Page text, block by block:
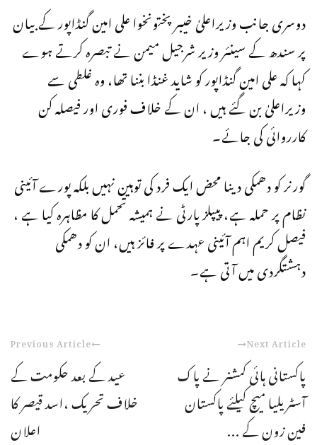
دوسری جانب وزیراعلیٰ خیبر پختونخوا علی امین گنڈاپور کے بیان
پر سندھ کے سینئر وزیر شرجیل میمن نے تبصرہ کرتے ہوے
کہا کہ علی امین گنڈاپور کو شاید غنڈا بننا تھا، وہ غلطی سے
وزیراعلیٰ بن گئے ہیں ، ان کے خلاف فوری اور فیصلہ کن
کارروائی کی جائے۔
گورنر کو دھمکی دینا محض ایک فرد کی توہین نہیں بلکہ پورے آئینی
نظام پر حملہ ہے، پیپلز پارٹی نے ہمیشہ تحمل کا مظاہرہ کیا ہے ،
فیصل کریم اہم آئینی عہدے پر فائز ہیں، ان کو دھمکی
دہشتگردی میں آتی ہے۔
Previous Article
عید کے بعد حکومت کے
خلاف تحریک ،اسد قیصر کا
اعلان
Next Article
پاکستانی ہائی کمشنر نے پاک
آسٹریلیا میچ کیلئے پاکستان
فین زون کے ...